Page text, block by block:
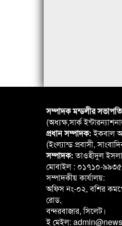
সম্পাদক মন্ডলীর
(অধ্যক্ষ,সার্ক
প্রধান সম্পাদক:ইকবাল
(ইংল্যান্ড প্রবাসী,
সম্পাদক:তাওহীদুল
মোবাইল : ০১৭১০-
সম্পাদকীয় কার্যালয়:
অফিস নং-০২, বশির
রোড,
বন্দরবাজার, সিলেট।
ই মেইল: